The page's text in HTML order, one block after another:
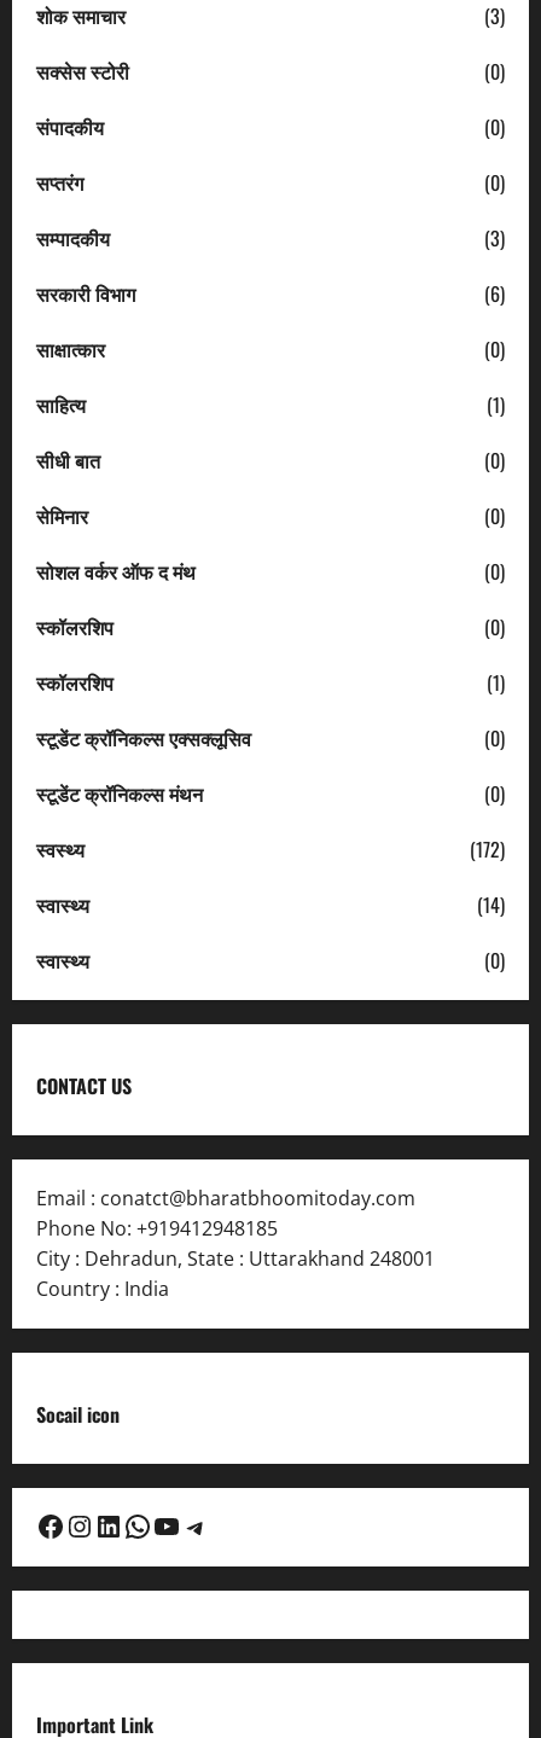
शोक समाचार
(3)
सक्सेस स्टोरी
(0)
संपादकीय
(0)
सप्तरंग
(0)
सम्पादकीय
(3)
सरकारी विभाग
(6)
साक्षात्कार
(0)
साहित्य
(1)
सीधी बात
(0)
सेमिनार
(0)
सोशल वर्कर ऑफ द मंथ
(0)
स्कॉलरशिप
(0)
स्कॉलरशिप
(1)
स्टूडेंट क्रॉनिकल्स एक्सक्लूसिव
(0)
स्टूडेंट क्रॉनिकल्स मंथन
(0)
स्वस्थ्य
(172)
स्वास्थ्य
(14)
स्वास्थ्य
(0)
CONTACT US
Email : conatct@bharatbhoomitoday.com
Phone No: +919412948185
City : Dehradun, State : Uttarakhand 248001
Country : India
Socail icon
Facebook
Instagram
LinkedIn
WhatsApp
YouTube
Telegram
Important Link